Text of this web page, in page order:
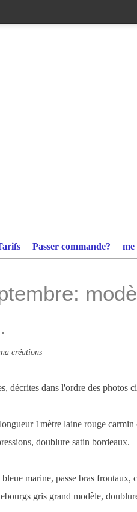
Passer commande?
créations
décrites dans l'ordre des photos
1mètre laine rouge
doublure satin bordeaux.
marine, passe bras frontaux,
gris grand modèle,